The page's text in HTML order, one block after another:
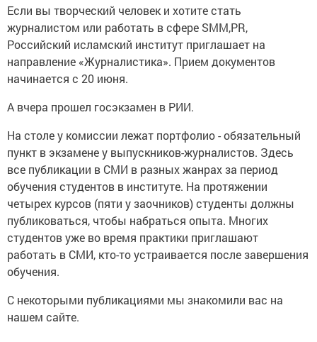
Если вы творческий человек и хотите стать
журналистом или работать в сфере SMM,PR,
Российский исламский институт приглашает на
направление «Журналистика». Прием документов
начинается с 20 июня.
А вчера прошел госэкзамен в РИИ.
На столе у комиссии лежат портфолио - обязательный
пункт в экзамене у выпускников-журналистов. Здесь
все публикации в СМИ в разных жанрах за период
обучения студентов в институте. На протяжении
четырех курсов (пяти у заочников) студенты должны
публиковаться, чтобы набраться опыта. Многих
студентов уже во время практики приглашают
работать в СМИ, кто-то устраивается после завершения
обучения.
С некоторыми публикациями мы знакомили вас на
нашем сайте.